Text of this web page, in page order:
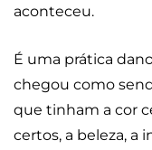
aconteceu.
É uma prática
chegou como
que tinham a cor
certos, a beleza, a